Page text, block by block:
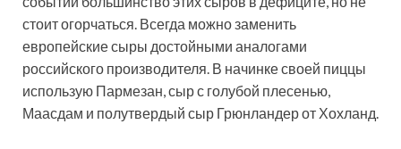
стоит огорчаться. Всегда можно заменить
европейские сыры достойными аналогами
российского производителя. В начинке своей пиццы
использую Пармезан, сыр с голубой плесенью,
Маасдам и полутвердый сыр Грюнландер от Хохланд.